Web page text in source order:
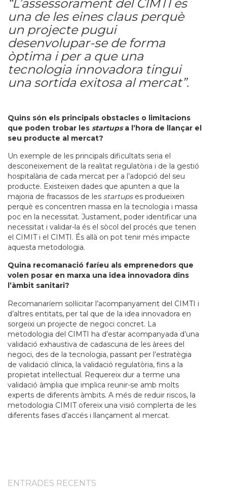
“L’assessorament del CIMTI és
una de les eines claus perquè
un projecte pugui
desenvolupar-se de forma
òptima i per a que una
tecnologia innovadora tingui
una sortida exitosa al mercat”.
Quins són els principals obstacles o limitacions
que poden trobar les startupsa l’hora de llançar el
seu producte al mercat?
Un exemple de les principals dificultats seria el
desconeixement de la realitat regulatòria i de la gestió
hospitalària de cada mercat per a l’adopció del seu
producte. Existeixen dades que apunten a que la
majoria de fracassos de les startups es produeixen
perquè es concentren massa en la tecnologia i massa
poc en la necessitat. Justament, poder identificar una
necessitat i validar-la és el sòcol del procés que tenen
el CIMIT i el CIMTI. És allà on pot tenir més impacte
aquesta metodologia.
Quina recomanació faríeu als emprenedors que
volen posar en marxa una idea innovadora dins
l’àmbit sanitari?
Recomanaríem sol·licitar l’acompanyament del CIMTI i
d’altres entitats, per tal que de la idea innovadora en
sorgeixi un projecte de negoci concret. La
metodologia del CIMTI ha d’estar acompanyada d’una
validació exhaustiva de cadascuna de les àrees del
negoci, des de la tecnologia, passant per l’estratègia
de validació clínica, la validació regulatòria, fins a la
propietat intel·lectual. Requereix dur a terme una
validació àmplia que implica reunir-se amb molts
experts de diferents àmbits. A més de reduir riscos, la
metodologia CIMIT ofereix una visió complerta de les
diferents fases d’accés i llançament al mercat.
ENTRADES RECENTS